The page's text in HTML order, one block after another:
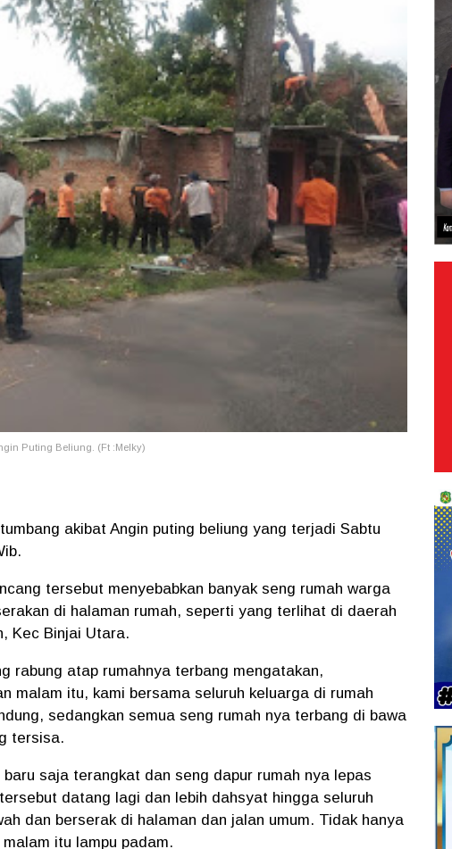
Puting Beliung. (Ft :Melky)
akibat Angin puting beliung yang terjadi Sabtu
tersebut menyebabkan banyak seng rumah warga
di halaman rumah, seperti yang terlihat di daerah
Kec Binjai Utara.
rabung atap rumahnya terbang mengatakan,
malam itu, kami bersama seluruh keluarga di rumah
sedangkan semua seng rumah nya terbang di bawa
tersisa.
saja terangkat dan seng dapur rumah nya lepas
datang lagi dan lebih dahsyat hingga seluruh
dan berserak di halaman dan jalan umum. Tidak hanya
itu lampu padam.